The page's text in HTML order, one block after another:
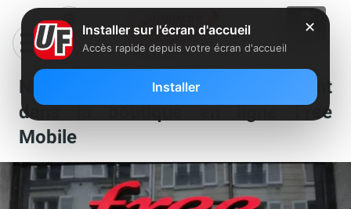
Nouvelle offre de remboursement
dans la boutique en ligne Free
Mobile
✕
Installer sur l'écran d'accueil
Accès rapide depuis votre écran d'accueil
Installer